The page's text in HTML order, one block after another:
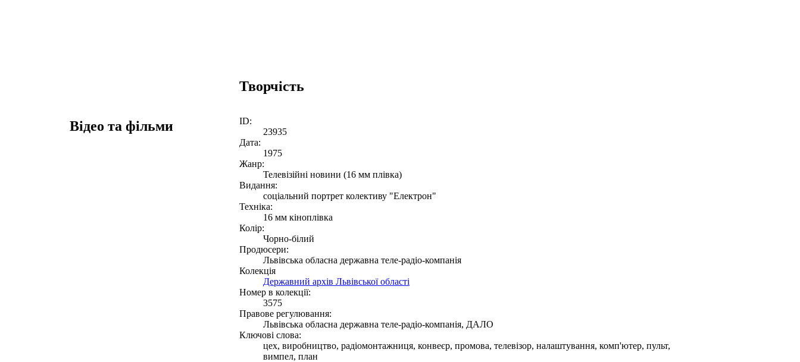
Творчість
Відео та фільми
ID:
23935
Дата:
1975
Жанр:
Телевізійні новини (16 мм плівка)
Видання:
соціальний портрет колективу "Електрон"
Техніка:
16 мм кіноплівка
Колір:
Чорно-білий
Продюсери:
Львівська обласна державна теле-радіо-компанія
Колекція
Державний архів Львівської області
Номер в колекції:
3575
Правове регулювання:
Львівська обласна державна теле-радіо-компанія, ДАЛО
Ключові слова:
цех, виробництво, радіомонтажниця, конвеєр, промова, телевізор, налаштування, комп'ютер, пульт,
вимпел, план